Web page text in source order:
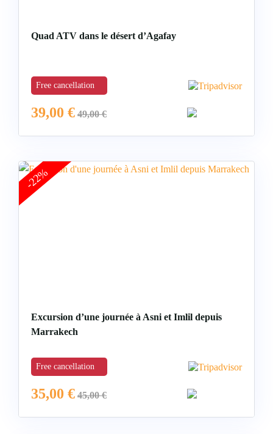
Quad ATV dans le désert d’Agafay
Free cancellation
39,00 € 49,00€
-22%
Excursion d’une journée à Asni et Imlil depuis
Marrakech
Free cancellation
35,00 € 45,00€